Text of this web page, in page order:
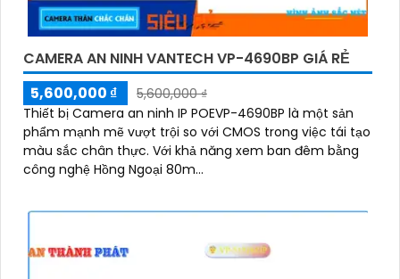
CAMERA AN NINH VANTECH VP-4690BP GIÁ RẺ
5,600,000 ₫
5,600,000 ₫
Thiết bị Camera an ninh IP POEVP-4690BP là một sản
phẩm mạnh mẽ vượt trội so với CMOS trong việc tái tạo
màu sắc chân thực. Với khả năng xem ban đêm bằng
công nghệ Hồng Ngoại 80m...